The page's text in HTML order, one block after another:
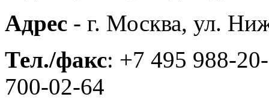
Адрес - г. Москва, ул.
Тел./факс: +7 495 988-
700-02-64